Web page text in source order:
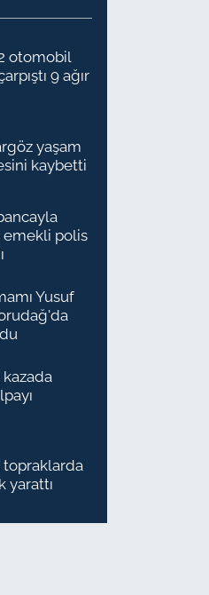
otomobil
9 ağır
yaşam
kaybetti
emekli polis
Yusuf
yarattı